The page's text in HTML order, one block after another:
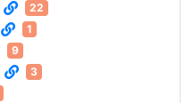
22
1
9
3